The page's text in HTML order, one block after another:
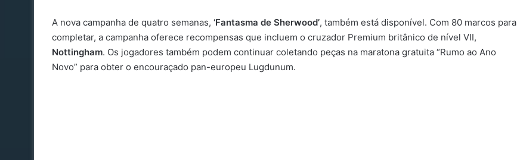
A nova campanha de quatro semanas, ‘Fantasma de Sherwood’, também está disponível. Com 80 marcos para
completar, a campanha oferece recompensas que incluem o cruzador Premium britânico de nível VII,
Nottingham. Os jogadores também podem continuar coletando peças na maratona gratuita “Rumo ao Ano
Novo” para obter o encouraçado pan-europeu Lugdunum.